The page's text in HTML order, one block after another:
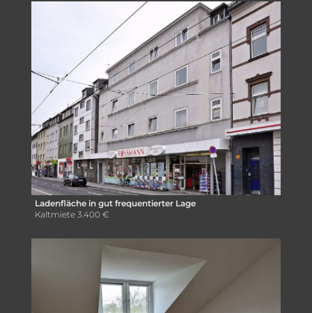
Ladenfläche in gut frequentierter Lage
Kaltmiete 3.400 €